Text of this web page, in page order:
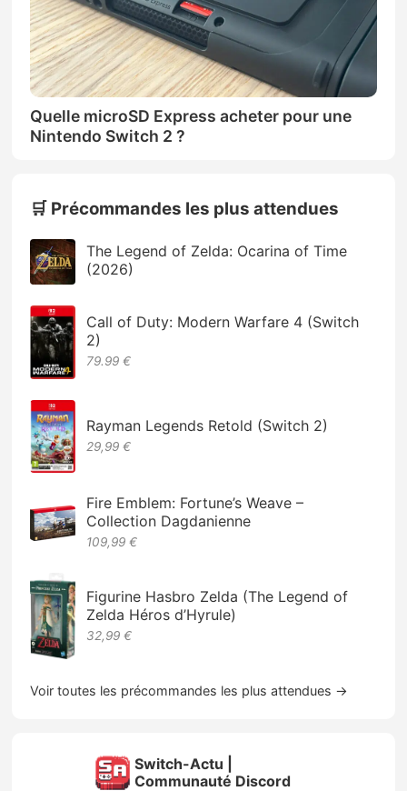
Quelle microSD Express acheter pour une
Nintendo Switch 2 ?
🛒 Précommandes les plus attendues
The Legend of Zelda: Ocarina of Time
(2026)
Call of Duty: Modern Warfare 4 (Switch
2)
79.99 €
Rayman Legends Retold (Switch 2)
29,99 €
Fire Emblem: Fortune’s Weave –
Collection Dagdanienne
109,99 €
Figurine Hasbro Zelda (The Legend of
Zelda Héros d’Hyrule)
32,99 €
Voir toutes les précommandes les plus attendues →
Switch-Actu |
Communauté Discord